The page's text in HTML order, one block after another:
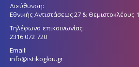
Διεύθυνση:
Εθνικής Αντιστάσεως 27 & Θεμιστοκλέους 1
Τηλέφωνο επικοινωνίας:
2316 072 720
Email:
info@istikoglou.gr